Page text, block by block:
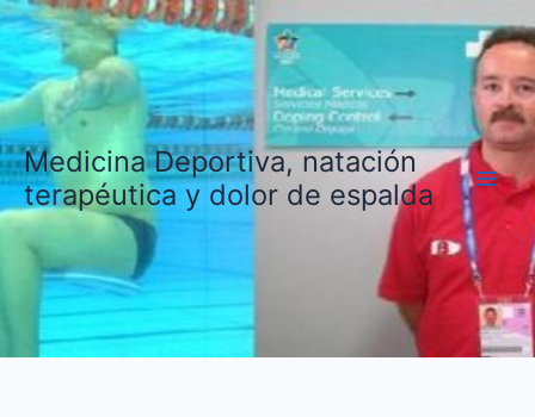
Ir
contenido
Medicina Deportiva, natación
terapéutica y dolor de espalda